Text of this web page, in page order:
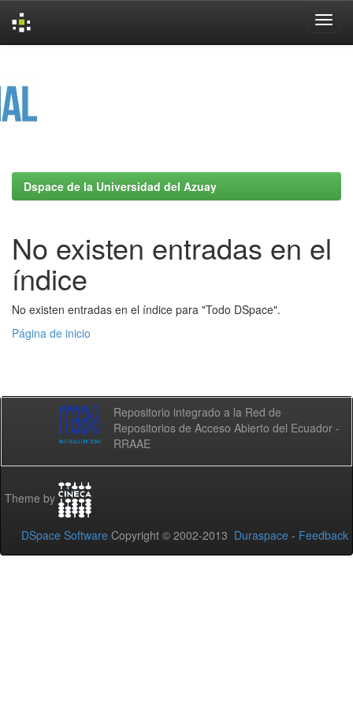
Dspace de la Universidad del Azuay
No existen entradas en el
índice
No existen entradas en el índice para "Todo DSpace".
Página de inicio
Repositorio integrado a la Red de
Repositorios de Acceso Abierto del Ecuador -
RRAAE
Theme by
DSpace Software Copyright © 2002-2013 Duraspace - Feedback